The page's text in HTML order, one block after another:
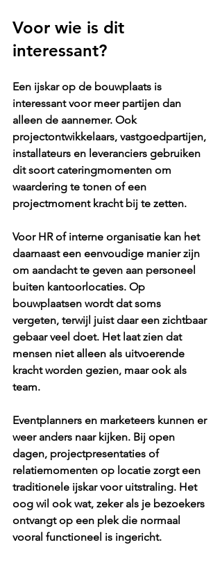
Voor wie is dit
interessant?
Een ijskar op de bouwplaats is
interessant voor meer partijen dan
alleen de aannemer. Ook
projectontwikkelaars, vastgoedpartijen,
installateurs en leveranciers gebruiken
dit soort cateringmomenten om
waardering te tonen of een
projectmoment kracht bij te zetten.
Voor HR of interne organisatie kan het
daarnaast een eenvoudige manier zijn
om aandacht te geven aan personeel
buiten kantoorlocaties. Op
bouwplaatsen wordt dat soms
vergeten, terwijl juist daar een zichtbaar
gebaar veel doet. Het laat zien dat
mensen niet alleen als uitvoerende
kracht worden gezien, maar ook als
team.
Eventplanners en marketeers kunnen er
weer anders naar kijken. Bij open
dagen, projectpresentaties of
relatiemomenten op locatie zorgt een
traditionele ijskar voor uitstraling. Het
oog wil ook wat, zeker als je bezoekers
ontvangt op een plek die normaal
vooral functioneel is ingericht.